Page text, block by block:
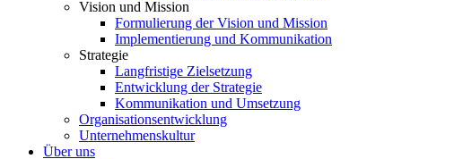
Vision und Mission
Formulierung der Vision und Mission
Implementierung und Kommunikation
Strategie
Langfristige Zielsetzung
Entwicklung der Strategie
Kommunikation und Umsetzung
Organisationsentwicklung
Unternehmenskultur
Über uns